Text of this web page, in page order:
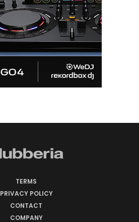
TERMS
PRIVACY POLICY
CONTACT
COMPANY